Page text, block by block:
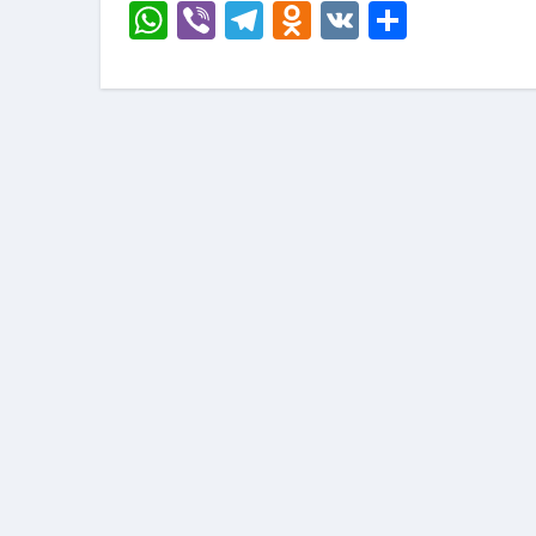
WhatsApp
ViberTelegram
Odnoklassniki
VK